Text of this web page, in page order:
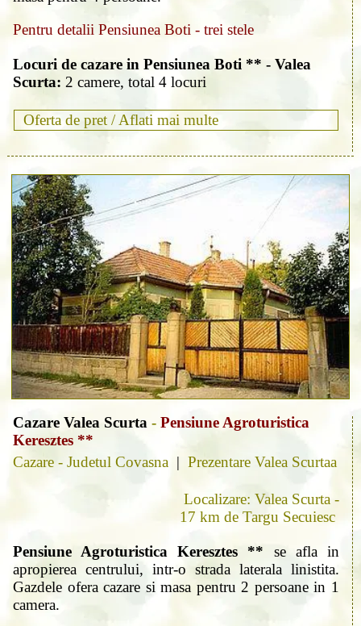
Pentru detalii Pensiunea Boti - trei stele
Locuri de cazare in Pensiunea Boti ** - Valea
Scurta: 2 camere, total 4 locuri
Oferta de pret /Aflati mai multe
Cazare Valea Scurta - Pensiune Agroturistica
Keresztes **
Cazare - Judetul Covasna | Prezentare Valea Scurtaa
Localizare: Valea Scurta -
17 km de Targu Secuiesc
Pensiune Agroturistica Keresztes ** se afla in
apropierea centrului, intr-o strada laterala linistita.
Gazdele ofera cazare si masa pentru 2 persoane in 1
camera.